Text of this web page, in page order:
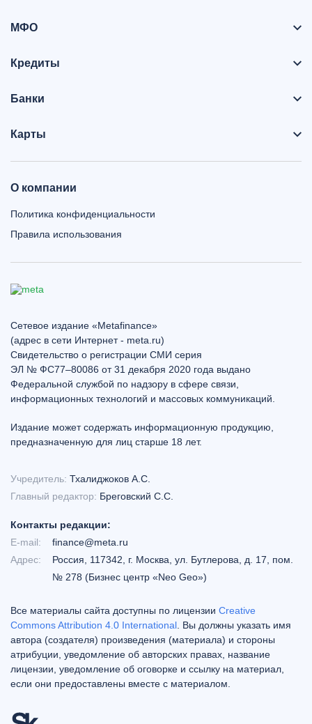
МФО
Кредиты
Банки
Карты
О компании
Политика конфиденциальности
Правила использования
Сетевое издание «Metafinance»
(адрес в сети Интернет - meta.ru)
Свидетельство о регистрации СМИ серия
ЭЛ № ФС77–80086 от 31 декабря 2020 года выдано
Федеральной службой по надзору в сфере связи,
информационных технологий и массовых коммуникаций.
Издание может содержать информационную продукцию,
предназначенную для лиц старше 18 лет.
Учредитель: Тхалиджоков А.С.
Главный редактор: Бреговский С.С.
Контакты редакции:
E-mail:
finance@meta.ru
Адрес:
Россия, 117342, г. Москва, ул. Бутлерова, д. 17, пом.
№ 278 (Бизнес центр «Neo Geo»)
Все материалы сайта доступны по лицензии Creative
Commons Attribution 4.0 International . Вы должны указать имя
автора (создателя) произведения (материала) и стороны
атрибуции, уведомление об авторских правах, название
лицензии, уведомление об оговорке и ссылку на материал,
если они предоставлены вместе с материалом.